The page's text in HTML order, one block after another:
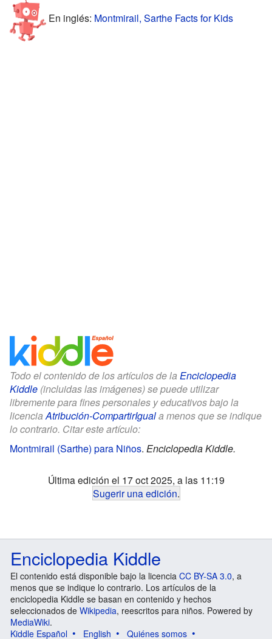
En inglés: Montmirail, Sarthe Facts for Kids
Todo el contenido de los artículos de la Enciclopedia
Kiddle (incluidas las imágenes) se puede utilizar
libremente para fines personales y educativos bajo la
licenciaAtribución-CompartirIguala menos que se indique
lo contrario. Citar este artículo:
Montmirail (Sarthe) para Niños. Enciclopedia Kiddle.
Última edición el 17 oct 2025, a las 11:19
Sugerir una edición.
Enciclopedia Kiddle
El contenido está disponible bajo la licencia CC BY-SA 3.0, a
menos que se indique lo contrario. Los artículos de la
enciclopedia Kiddle se basan en contenido y hechos
seleccionados de Wikipedia, reescritos para niños. Powered by
MediaWiki.
Kiddle Español
English Quiénes somos